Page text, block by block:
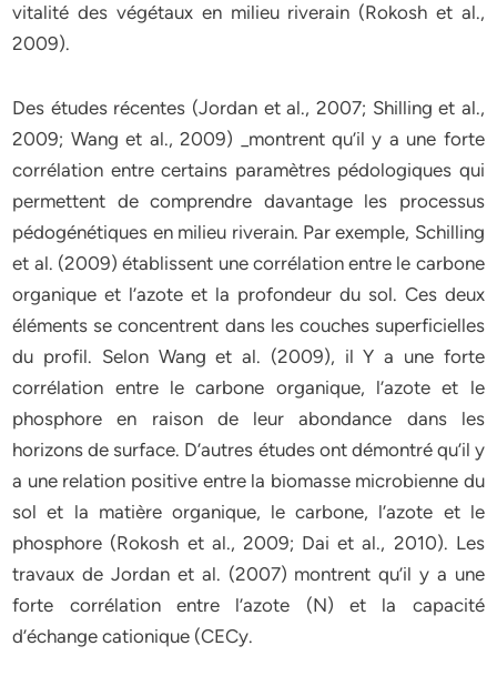
vitalité des végétaux en milieu riverain (Rokosh et al.,
2009).
Des études récentes (Jordan et al., 2007; Shilling et al.,
2009; Wang et al., 2009) _montrent qu’il y a une forte
corrélation entre certains paramètres pédologiques qui
permettent de comprendre davantage les processus
pédogénétiques en milieu riverain. Par exemple, Schilling
et al. (2009) établissent une corrélation entre le carbone
organique et l’azote et la profondeur du sol. Ces deux
éléments se concentrent dans les couches superficielles
du profil. Selon Wang et al. (2009), il Y a une forte
corrélation entre le carbone organique, l’azote et le
phosphore en raison de leur abondance dans les
horizons de surface. D’autres études ont démontré qu’il y
a une relation positive entre la biomasse microbienne du
sol et la matière organique, le carbone, l’azote et le
phosphore (Rokosh et al., 2009; Dai et al., 2010). Les
travaux de Jordan et al. (2007) montrent qu’il y a une
forte corrélation entre l’azote (N) et la capacité
d’échange cationique (CECy.